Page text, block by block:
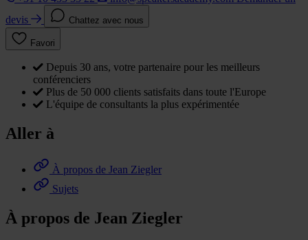
devis
Chattez avec nous
Favori
Depuis 30 ans, votre partenaire pour les meilleurs
conférenciers
Plus de 50 000 clients satisfaits dans toute l'Europe
L'équipe de consultants la plus expérimentée
Aller à
À propos de Jean Ziegler
Sujets
À propos de Jean Ziegler